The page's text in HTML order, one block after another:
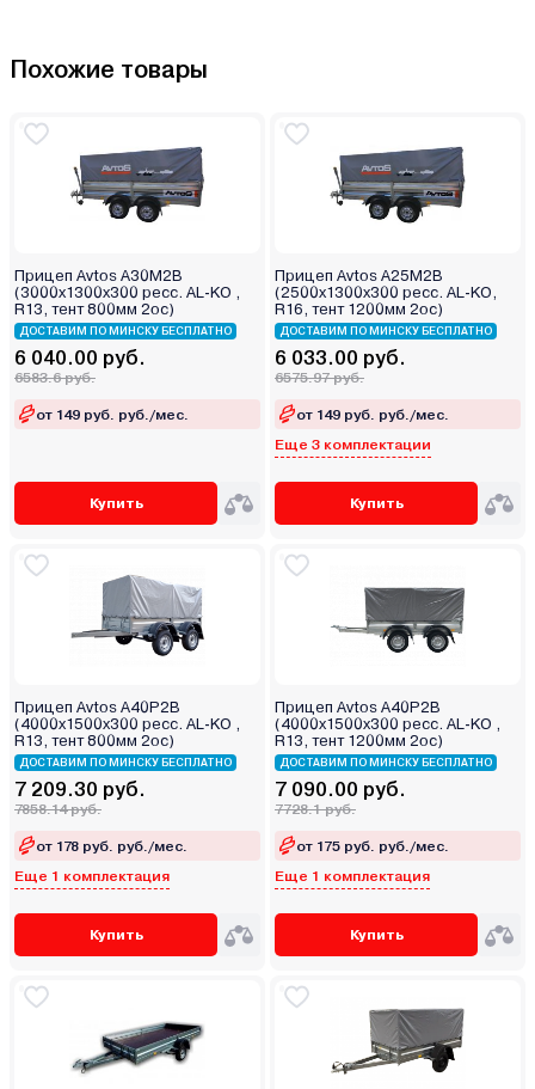
Похожие товары
Прицеп Avtos А30М2В
(3000х1300х300 ресс. AL-KO ,
R13, тент 800мм 2ос)
ДОСТАВИМ ПО МИНСКУ БЕСПЛАТНО
6 040.00 руб.
6583.6 руб.
от 149 руб. руб./мес.
Купить
Прицеп Avtos А25М2В
(2500х1300х300 ресс. AL-KO,
R16, тент 1200мм 2ос)
ДОСТАВИМ ПО МИНСКУ БЕСПЛАТНО
6 033.00 руб.
6575.97 руб.
от 149 руб. руб./мес.
Еще 3 комплектации
Купить
Прицеп Avtos A40P2B
(4000х1500х300 ресс. AL-KO ,
R13, тент 800мм 2ос)
ДОСТАВИМ ПО МИНСКУ БЕСПЛАТНО
7 209.30 руб.
7858.14 руб.
от 178 руб. руб./мес.
Еще 1 комплектация
Купить
Прицеп Avtos A40P2B
(4000х1500х300 ресс. AL-KO ,
R13, тент 1200мм 2ос)
ДОСТАВИМ ПО МИНСКУ БЕСПЛАТНО
7 090.00 руб.
7728.1 руб.
от 175 руб. руб./мес.
Еще 1 комплектация
Купить